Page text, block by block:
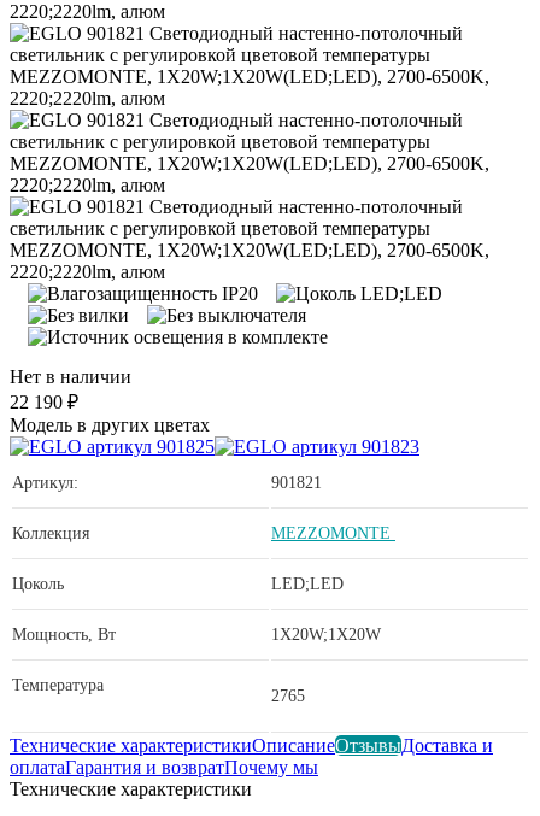
Нет в наличии
22 190 ₽
Модель в других цветах
Артикул: 901821
Коллекция MEZZOMONTE
Цоколь LED;LED
Мощность, Вт 1X20W;1X20W
Температура
2765
Технические характеристикиОписаниеОтзывыДоставка и
оплатаГарантия и возвратПочему мы
Технические характеристики